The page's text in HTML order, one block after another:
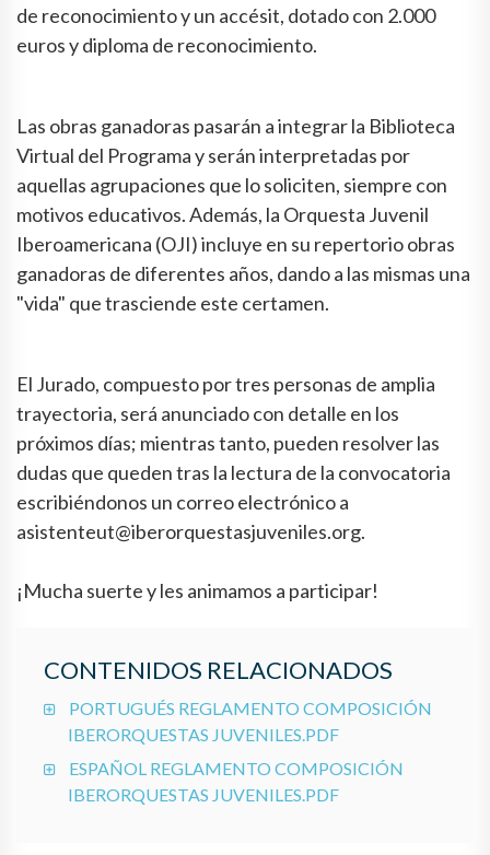
de reconocimiento y un accésit, dotado con 2.000
euros y diploma de reconocimiento.
Las obras ganadoras pasarán a integrar la Biblioteca
Virtual del Programa y serán interpretadas por
aquellas agrupaciones que lo soliciten, siempre con
motivos educativos. Además, la Orquesta Juvenil
Iberoamericana (OJI) incluye en su repertorio obras
ganadoras de diferentes años, dando a las mismas una
"vida" que trasciende este certamen.
El Jurado, compuesto por tres personas de amplia
trayectoria, será anunciado con detalle en los
próximos días; mientras tanto, pueden resolver las
dudas que queden tras la lectura de la convocatoria
escribiéndonos un correo electrónico a
asistenteut@iberorquestasjuveniles.org.
¡Mucha suerte y les animamos a participar!
CONTENIDOS RELACIONADOS
PORTUGUÉS REGLAMENTO COMPOSICIÓN
IBERORQUESTAS JUVENILES.PDF
ESPAÑOL REGLAMENTO COMPOSICIÓN
IBERORQUESTAS JUVENILES.PDF